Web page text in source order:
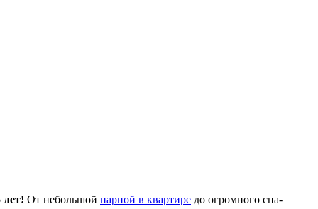
От небольшой парной в квартире до огромного спа-